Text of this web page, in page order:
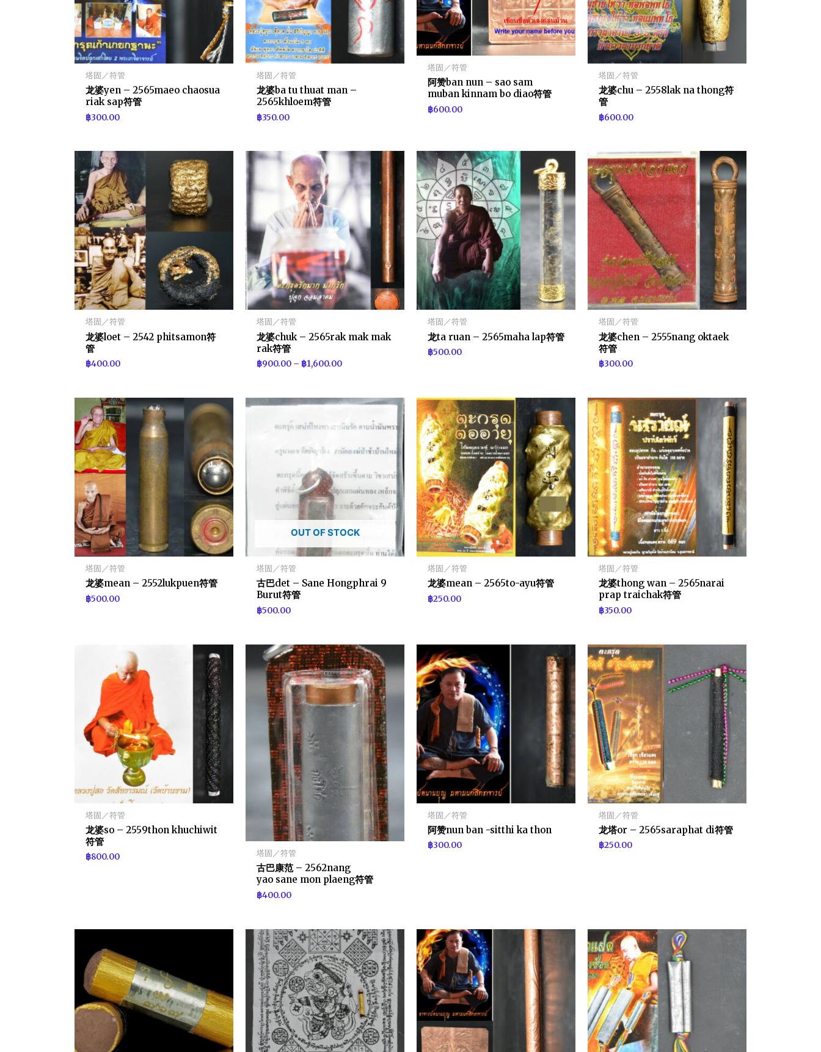
塔固／符管
龙婆yen – 2565maeo chaosua
riak sap符管
฿300.00
塔固／符管
龙婆ba tu thuat man –
2565khloem符管
฿350.00
塔固／符管
阿赞ban nun – sao sam
muban kinnam bo diao符管
฿600.00
塔固／符管
龙婆chu – 2558lak na thong符
管
฿600.00
塔固／符管
龙婆loet – 2542 phitsamon符
管
฿400.00
塔固／符管
龙婆chuk – 2565rak mak mak
rak符管
฿900.00 – ฿1,600.00
塔固／符管
龙ta ruan – 2565maha lap符管
฿500.00
塔固／符管
龙婆chen – 2555nang oktaek
符管
฿300.00
塔固／符管
龙婆mean – 2552lukpuen符管
฿500.00
OUT OF STOCK
塔固／符管
古巴det – Sane Hongphrai 9
Burut符管
฿500.00
塔固／符管
龙婆mean – 2565to-ayu符管
฿250.00
塔固／符管
龙婆thong wan – 2565narai
prap traichak符管
฿350.00
塔固／符管
龙婆so – 2559thon khuchiwit
符管
฿800.00 塔固／符管
古巴康范 – 2562nang
yao sane mon plaeng符管
฿400.00
塔固／符管
阿赞nun ban -sitthi ka thon
฿300.00
塔固／符管
龙塔or – 2565saraphat di符管
฿250.00